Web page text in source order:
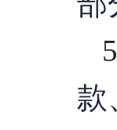
款